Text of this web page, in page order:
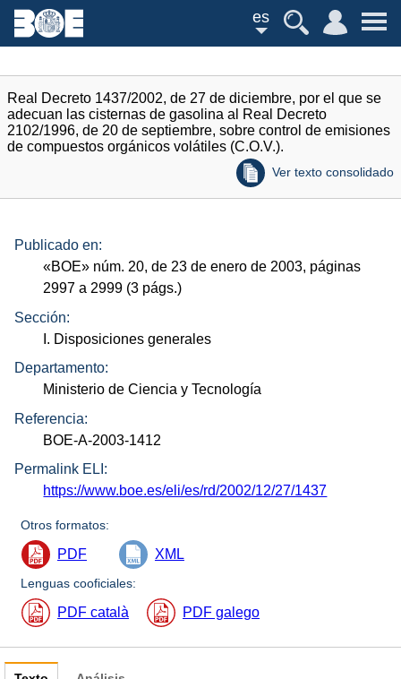
es
Real Decreto 1437/2002, de 27 de diciembre, por el que se
adecuan las cisternas de gasolina al Real Decreto
2102/1996, de 20 de septiembre, sobre control de emisiones
de compuestos orgánicos volátiles (C.O.V.).
Ver texto consolidado
Publicado en:
«BOE» núm. 20, de 23 de enero de 2003, páginas
2997 a 2999 (3 págs.)
Sección:
I. Disposiciones generales
Departamento:
Ministerio de Ciencia y Tecnología
Referencia:
BOE-A-2003-1412
Permalink ELI:
https://www.boe.es/eli/es/rd/2002/12/27/1437
Otros formatos:
PDF XML
Lenguas cooficiales:
PDF català PDF galego